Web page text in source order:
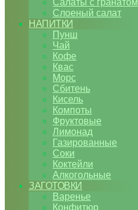
Салаты с гранатом
Слоеный салат
НАПИТКИ
Пунш
Чай
Кофе
Квас
Морс
Сбитень
Кисель
Компоты
Фруктовые
Лимонад
Газированные
Соки
Коктейли
Алкогольные
ЗАГОТОВКИ
Варенье
Конфитюр